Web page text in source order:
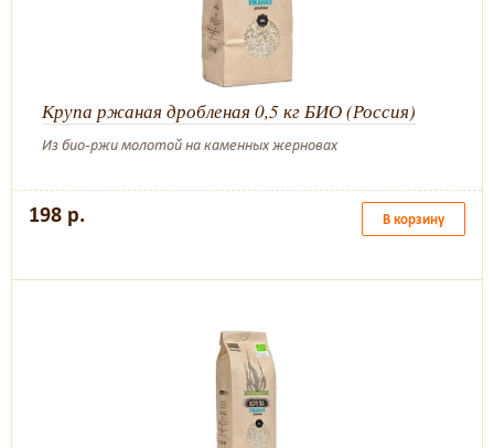
Крупа ржаная дробленая 0,5 кг БИО (Россия)
Из био-ржи молотой на каменных жерновах
198 р. В корзину